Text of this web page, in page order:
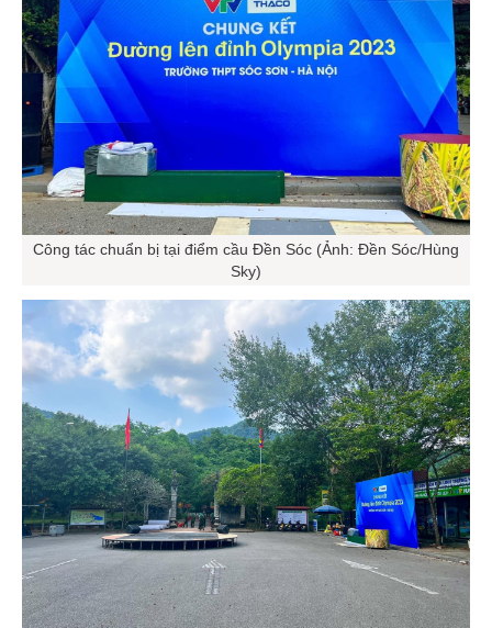
Công tác chuẩn bị tại điểm cầu Đền Sóc (Ảnh: Đền Sóc/Hùng
Sky)